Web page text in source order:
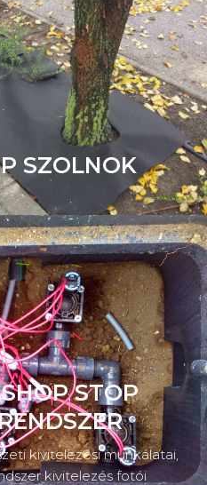
SZOLNOK
STOP
kivitelezési munkálatai,
kivitelezés fotói